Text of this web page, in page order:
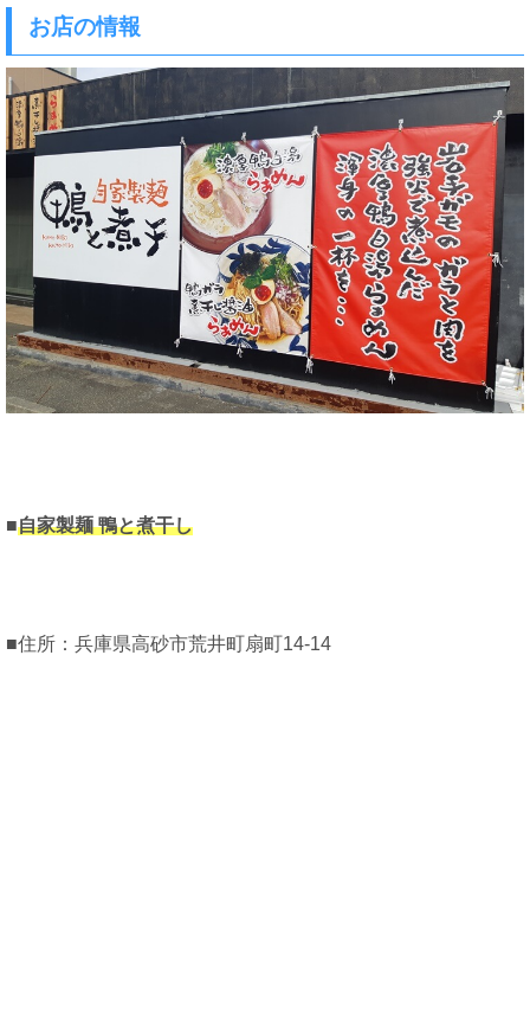
お店の情報
■自家製麺 鴨と煮干し
■住所：兵庫県高砂市荒井町扇町14-14